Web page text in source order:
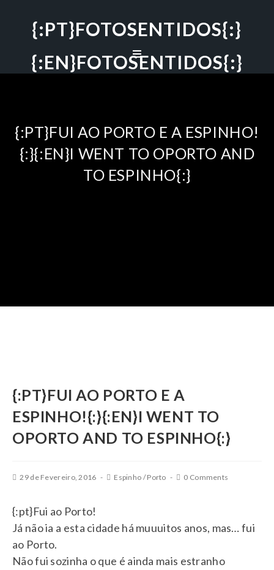
{:PT}FOTOSENTIDOS{:}
{:EN}FOTOSENTIDOS{:}
{:PT}FUI AO PORTO E A ESPINHO!
{:}{:EN}I WENT TO OPORTO AND
TO ESPINHO{:}
{:PT}FUI AO PORTO E A
ESPINHO!{:}{:EN}I WENT TO
OPORTO AND TO ESPINHO{:}
29 de Fevereiro, 2016 Espinho /Porto 0 Comments
{:pt}Fui ao Porto!
Já não ia a esta cidade há muuuitos anos, mas… fui
ao Porto.
Não fui sozinha o que é ainda mais estranho